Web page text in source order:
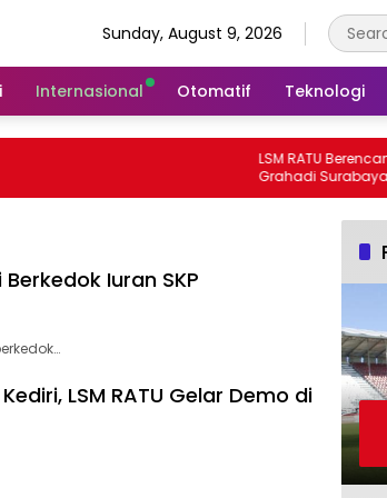
Sunday, August 9, 2026
Internasional Otomatif Teknologi
LSM RATU Berencana
Grahadi Surabaya 3
Keprihatinan
Iuran SKP
LSM RATU Gelar Demo di